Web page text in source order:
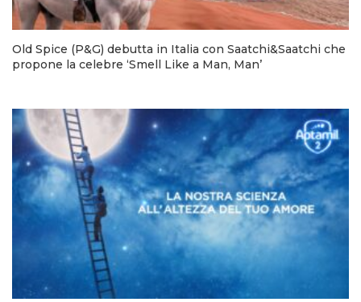
Old Spice (P&G) debutta in Italia con Saatchi&Saatchi che
propone la celebre ‘Smell Like a Man, Man’